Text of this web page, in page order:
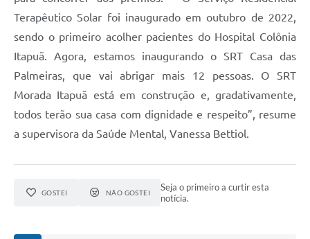
Terapêutico Solar foi inaugurado em outubro de 2022,
sendo o primeiro acolher pacientes do Hospital Colônia
Itapuã. Agora, estamos inaugurando o SRT Casa das
Palmeiras, que vai abrigar mais 12 pessoas. O SRT
Morada Itapuã está em construção e, gradativamente,
todos terão sua casa com dignidade e respeito”, resume
a supervisora da Saúde Mental, Vanessa Bettiol.
GOSTEI NÃO GOSTEI
Seja o primeiro a curtir esta
notícia.